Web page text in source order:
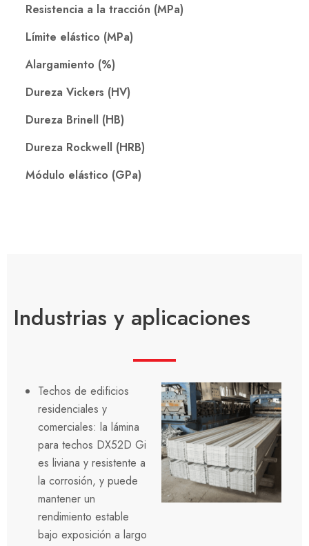
Resistencia a la tracción (MPa)
Límite elástico (MPa)
Alargamiento (%)
Dureza Vickers (HV)
Dureza Brinell (HB)
Dureza Rockwell (HRB)
Módulo elástico (GPa)
Industrias y aplicaciones
Techos de edificios
residenciales y
comerciales: la lámina
para techos DX52D Gi
es liviana y resistente a
la corrosión, y puede
mantener un
rendimiento estable
bajo exposición a largo